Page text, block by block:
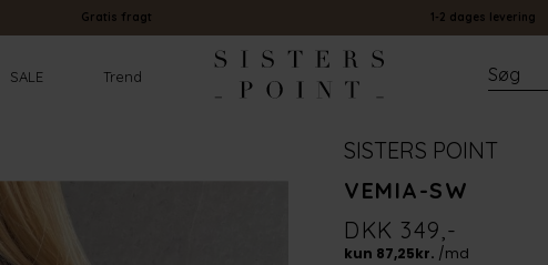
Gratis fragt 1-2 dages levering
SALE Trend
SISTERS POINT
VEMIA-SW
DKK 349,-